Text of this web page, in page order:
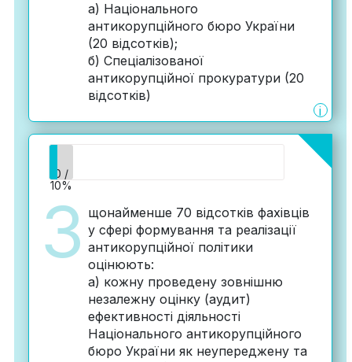
а) Національного
антикорупційного бюро України
(20 відсотків);
б) Спеціалізованої
антикорупційної прокуратури (20
відсотків)
i
3
0 /
10%
щонайменше 70 відсотків фахівців
у сфері формування та реалізації
антикорупційної політики
оцінюють:
а) кожну проведену зовнішню
незалежну оцінку (аудит)
ефективності діяльності
Національного антикорупційного
бюро України як неупереджену та